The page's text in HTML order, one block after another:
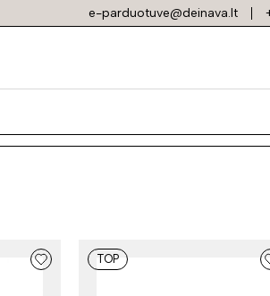
e-parduotuve@deinava.lt
baldai
TOP